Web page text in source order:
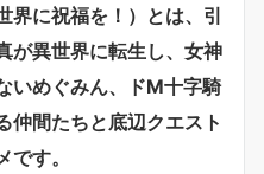
界に祝福を！）とは、引
が異世界に転生し、女神
いめぐみん、ドM十字騎
仲間たちと底辺クエスト
す。